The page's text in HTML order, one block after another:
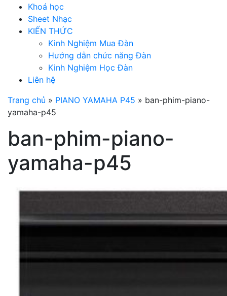
Khoá học
Sheet Nhạc
KIẾN THỨC
Kinh Nghiệm Mua Đàn
Hướng dẫn chức năng Đàn
Kinh Nghiệm Học Đàn
Liên hệ
Trang chủ » PIANO YAMAHA P45 » ban-phim-piano-
yamaha-p45
ban-phim-piano-
yamaha-p45